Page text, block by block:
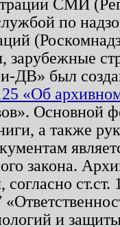
СМИ
по
зарубежные
ДВ» был
«Об
Основной
а также
закона.
согласно
и